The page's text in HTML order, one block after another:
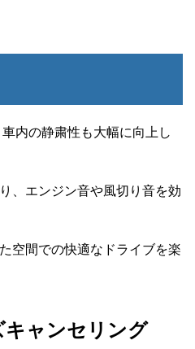
内の静粛性も大幅に向上し
、エンジン音や風切り音を効
空間での快適なドライブを楽
ャンセリング